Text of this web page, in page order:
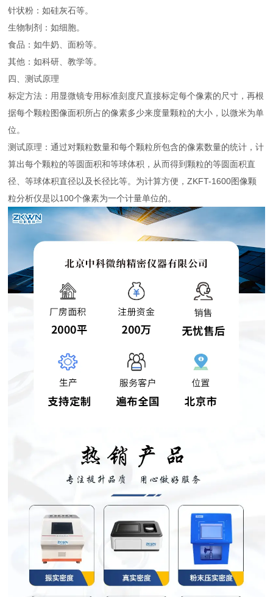
针状粉：如硅灰石等。
生物制剂：如细胞。
食品：如牛奶、面粉等。
其他：如科研、教学等。
四、测试原理
标定方法：用显微镜专用标准刻度尺直接标定每个像素的尺寸，再根
据每个颗粒图像面积所占的像素多少来度量颗粒的大小，以微米为单
位。
测试原理：通过对颗粒数量和每个颗粒所包含的像素数量的统计，计
算出每个颗粒的等圆面积和等球体积，从而得到颗粒的等圆面积直
径、等球体积直径以及长径比等。为计算方便，ZKFT-1600图像颗
粒分析仪是以100个像素为一个计量单位的。